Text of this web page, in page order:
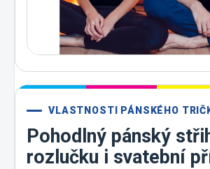
VLASTNOSTI PÁNSKÉHO
Pohodlný pánský
rozlučku i svatební